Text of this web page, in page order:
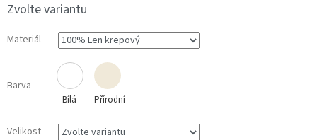
cena:
Zvolte variantu
Materiál
Barva
Bílá Přírodní
Velikost